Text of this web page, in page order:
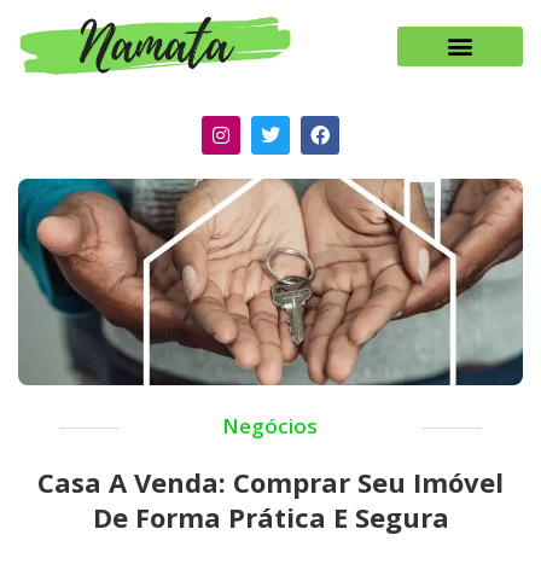
Negócios
Casa A Venda: Comprar Seu Imóvel
De Forma Prática E Segura